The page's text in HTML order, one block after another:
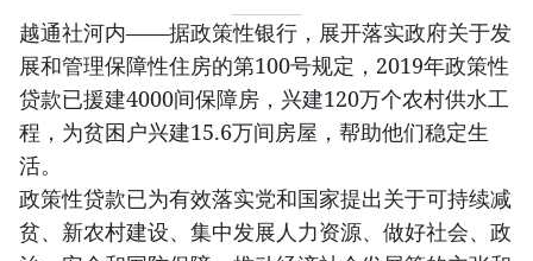
越通社河内——据政策性银行，展开落实政府关于发
展和管理保障性住房的第100号规定，2019年政策性
贷款已援建4000间保障房，兴建120万个农村供水工
程，为贫困户兴建15.6万间房屋，帮助他们稳定生
活。
政策性贷款已为有效落实党和国家提出关于可持续减
贫、新农村建设、集中发展人力资源、做好社会、政